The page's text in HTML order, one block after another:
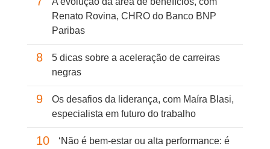
Renato Rovina, CHRO do Banco BNP
Paribas
8
5 dicas sobre a aceleração de carreiras
negras
9
Os desafios da liderança, com Maíra Blasi,
especialista em futuro do trabalho
10
‘Não é bem-estar ou alta performance: é